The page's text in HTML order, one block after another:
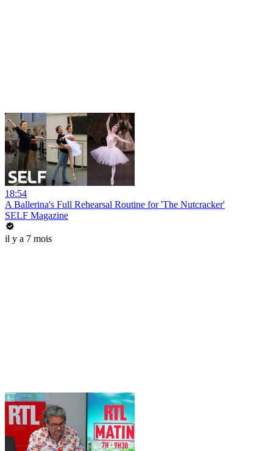
18:54
A Ballerina's Full Rehearsal Routine for 'The Nutcracker'
SELF Magazine
il y a 7 mois